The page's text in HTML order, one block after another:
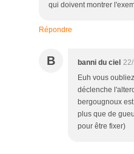
qui doivent montrer
Répondre
B banni du ciel
Euh vous
déclenche
bergougnoux
plus que de
pour être fixer)